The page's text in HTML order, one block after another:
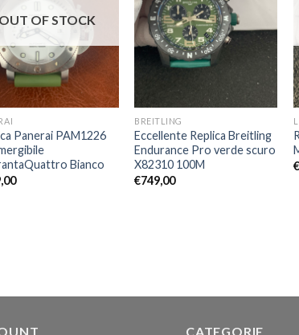
OUT OF STOCK
Panerai PAM1226
Bianco
BREITLING
Eccellente Replica Breitling
Endurance Pro verde scuro
X82310 100M
€749,00
€
CATEGORIE